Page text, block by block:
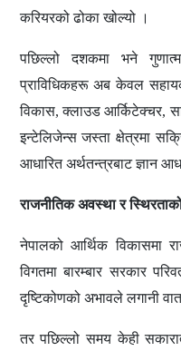
करियरको ढोका खोल्यो ।
पछिल्लो दशकमा भने
प्राविधिकहरू अब केवल
विकास, क्लाउड आर्किटेक्चर,
इन्टेलिजेन्स जस्ता क्षेत्रमा
आधारित अर्थतन्त्रबाट ज्ञान
राजनीतिक अवस्था र
नेपालको आर्थिक विकासमा
विगतमा बारम्बार सरकार
दृष्टिकोणको अभावले लगानी
तर पछिल्लो समय केही